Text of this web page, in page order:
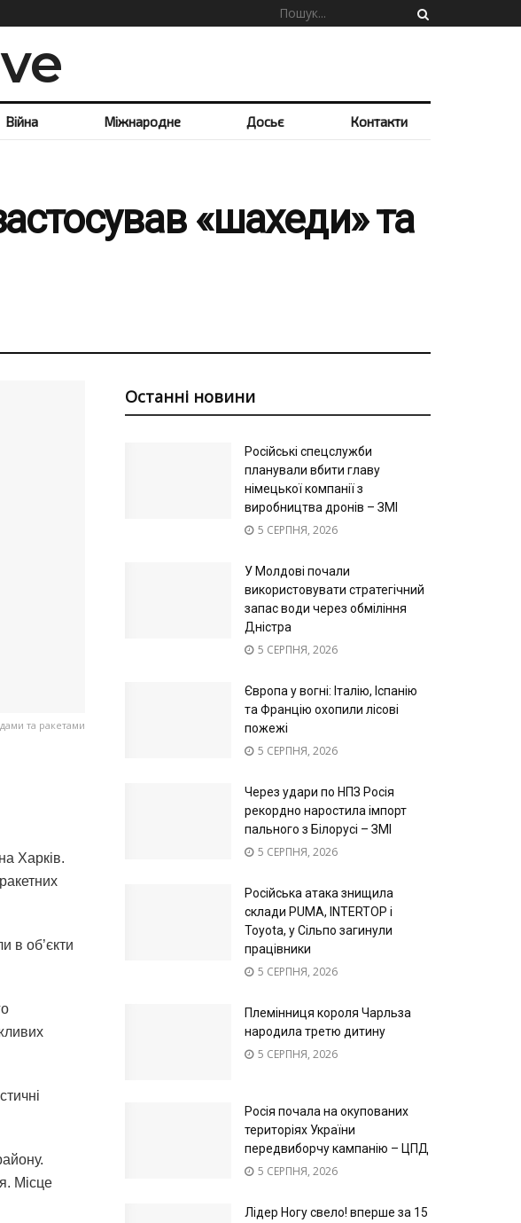
Війна Міжнародне Досьє Контакти
«шахеди» та
та ракетами
Харків.
в об’єкти
Місце
Останні новини
Російські спецслужби
планували вбити главу
німецької компанії з
виробництва дронів – ЗМІ
5 СЕРПНЯ, 2026
У Молдові почали
використовувати стратегічний
запас води через обміління
Дністра
5 СЕРПНЯ, 2026
Європа у вогні: Італію, Іспанію
та Францію охопили лісові
пожежі
5 СЕРПНЯ, 2026
Через удари по НПЗ Росія
рекордно наростила імпорт
пального з Білорусі – ЗМІ
5 СЕРПНЯ, 2026
Російська атака знищила
склади PUMA, INTERTOP і
Toyota, у Сільпо загинули
працівники
5 СЕРПНЯ, 2026
Племінниця короля Чарльза
народила третю дитину
5 СЕРПНЯ, 2026
Росія почала на окупованих
територіях України
передвиборчу кампанію – ЦПД
5 СЕРПНЯ, 2026
Лідер Ногу свело! вперше за 15